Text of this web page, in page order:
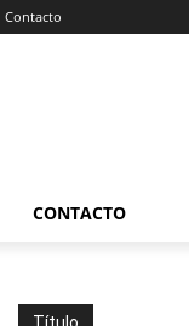
Contacto
CONTACTO